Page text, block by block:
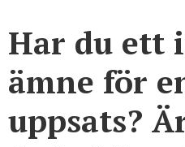
Har du ett
ämne för
uppsats?